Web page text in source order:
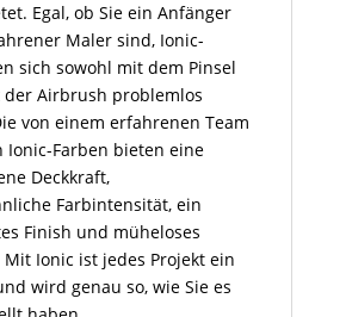
Egal, ob Sie ein Anfänger
Maler sind, Ionic-
sich sowohl mit dem Pinsel
Airbrush problemlos
von einem erfahrenen Team
Ionic-Farben bieten eine
Deckkraft,
Farbintensität, ein
Finish und müheloses
Ionic ist jedes Projekt ein
wird genau so, wie Sie es